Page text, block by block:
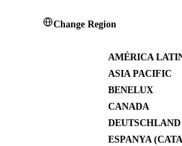
Change Region
AMÉRICA
ASIA PACIFIC
BENELUX
CANADA
ESPANYA